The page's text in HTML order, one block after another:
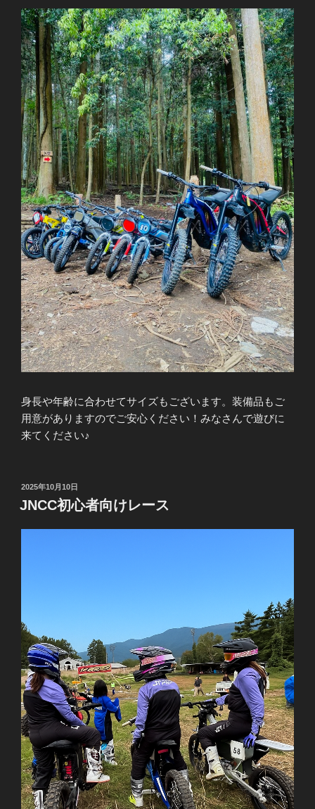
身長や年齢に合わせてサイズもございます。装備品もご
用意がありますのでご安心ください！みなさんで遊びに
来てください♪
投
稿
日:
2025年10月10日
JNCC初心者向けレース